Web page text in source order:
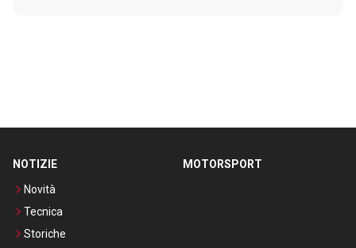
NOTIZIE
Novità
Tecnica
Storiche
MOTORSPORT